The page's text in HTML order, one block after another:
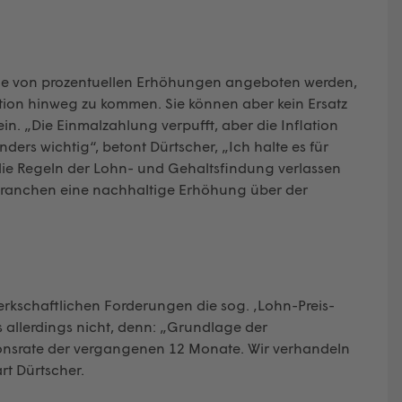
von prozentuellen Erhöhungen angeboten werden,
hinweg zu kommen. Sie können aber kein Ersatz
„Die Einmalzahlung verpufft, aber die Inflation
wichtig“, betont Dürtscher, „Ich halte es für
Regeln der Lohn- und Gehaltsfindung verlassen
eine nachhaltige Erhöhung über der
Forderungen die sog. ‚Lohn-Preis-
allerdings nicht, denn: „Grundlage der
der vergangenen 12 Monate. Wir verhandeln
Dürtscher.